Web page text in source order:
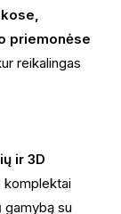
priemonėse
reikalingas
ir 3D
komplektai
gamybą su